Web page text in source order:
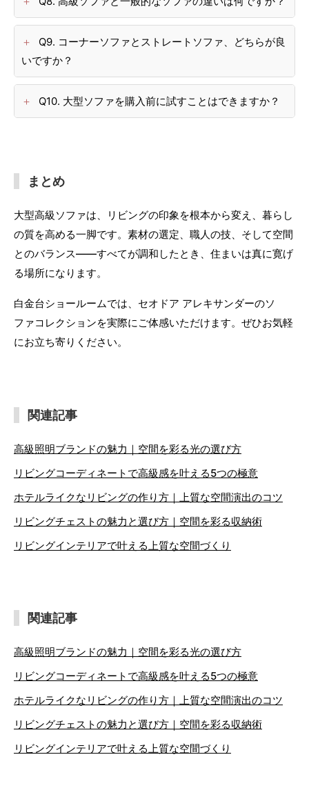
Q9. コーナーソファとストレートソファ、どちらが良
いですか？
Q10. 大型ソファを購入前に試すことはできますか？
まとめ
大型高級ソファは、リビングの印象を根本から変え、暮らし
の質を高める一脚です。素材の選定、職人の技、そして空間
とのバランス——すべてが調和したとき、住まいは真に寛げ
る場所になります。
白金台ショールームでは、セオドア アレキサンダーのソ
ファコレクションを実際にご体感いただけます。ぜひお気軽
にお立ち寄りください。
関連記事
高級照明ブランドの魅力｜空間を彩る光の選び方
リビングコーディネートで高級感を叶える5つの極意
ホテルライクなリビングの作り方｜上質な空間演出のコツ
リビングチェストの魅力と選び方｜空間を彩る収納術
リビングインテリアで叶える上質な空間づくり
関連記事
高級照明ブランドの魅力｜空間を彩る光の選び方
リビングコーディネートで高級感を叶える5つの極意
ホテルライクなリビングの作り方｜上質な空間演出のコツ
リビングチェストの魅力と選び方｜空間を彩る収納術
リビングインテリアで叶える上質な空間づくり